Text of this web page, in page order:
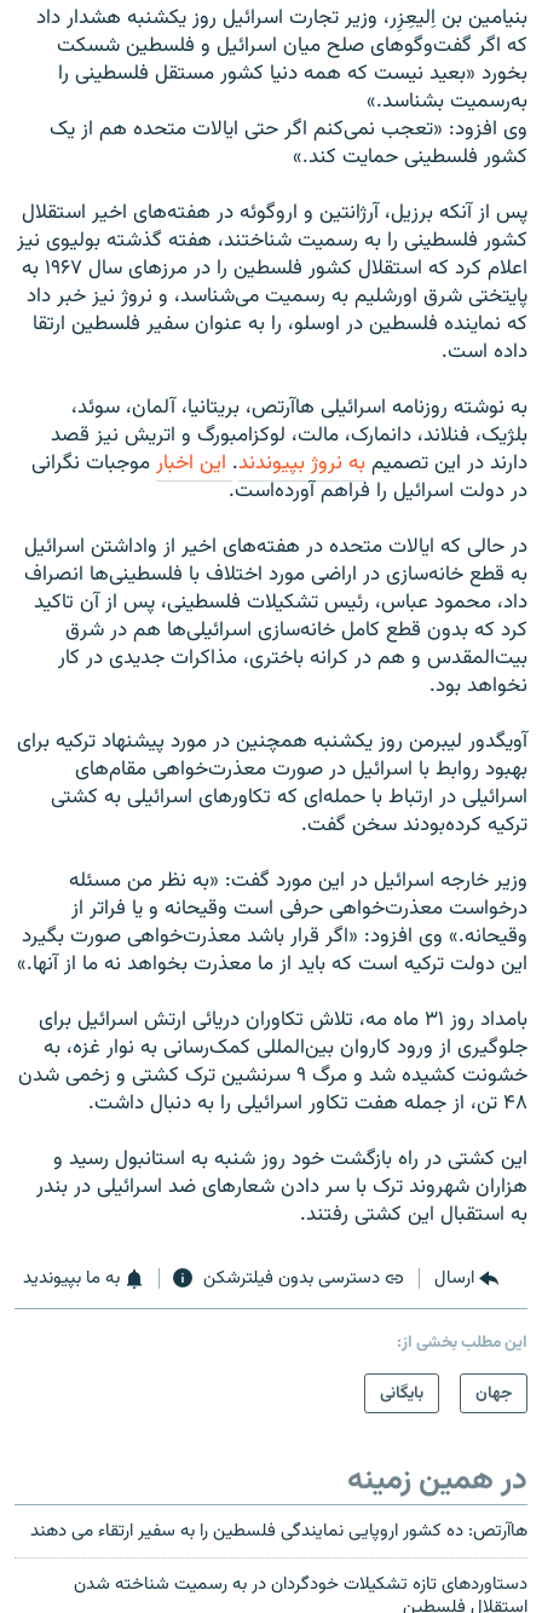
بنیامین بن اِلیعِزِر، وزیر تجارت اسرائیل روز یکشنبه هشدار داد
که اگر گفت‌وگوهای صلح میان اسرائیل و فلسطین شسکت
بخورد «بعید نیست که همه دنیا کشور مستقل فلسطینی را
به‌رسمیت بشناسد.»
وی افزود: «تعجب نمی‌کنم اگر حتی ایالات متحده هم از یک
کشور فلسطینی حمایت کند.»
پس از آنکه برزیل، آرژانتین و اروگوئه در هفته‌های اخیر استقلال
کشور فلسطینی را به رسمیت شناختند، هفته گذشته بولیوی نیز
اعلام کرد که استقلال کشور فلسطین را در مرزهای سال ۱۹۶۷ به
پایتختی شرق اورشلیم به رسمیت می‌شناسد، و نروژ نیز خبر داد
که نماینده فلسطین در اوسلو، را به عنوان سفیر فلسطین ارتقا
داده است.
به نوشته روزنامه اسرائیلی هاآرتص، بريتانيا، آلمان، سوئد،
بلژيک، فنلاند، دانمارک، مالت، لوکزامبورگ و اتريش نیز قصد
دارند در این تصمیمبه نروژ بپيوندند. این اخبار موجبات نگرانی
در دولت اسرائیل را فراهم آورده‌است.
در حالی که ایالات متحده در هفته‌های اخیر از واداشتن اسرائیل
به قطع خانه‌سازی در اراضی مورد اختلاف با فلسطینی‌ها انصراف
داد، محمود عباس، رئیس تشکیلات فلسطینی، پس از آن تاکید
کرد که بدون قطع کامل خانه‌سازی اسرائیلی‌ها هم در شرق
بیت‌المقدس و هم در کرانه باختری، مذاکرات جدیدی در کار
نخواهد بود.
آویگدور لیبرمن روز یکشنبه همچنین در مورد پیشنهاد ترکیه برای
بهبود روابط با اسرائیل در صورت معذرت‌خواهی مقام‌های
اسرائیلی در ارتباط با حمله‌ای که تکاورهای اسرائیلی به کشتی
ترکیه کرده‌بودند سخن گفت.
وزیر خارجه اسرائیل در این مورد گفت: «به نظر من مسئله
درخواست معذرت‌خواهی حرفی است وقیحانه و یا فراتر از
وقیحانه.» وی افزود: «اگر قرار باشد معذرت‌خواهی صورت بگیرد
این دولت ترکیه است که باید از ما معذرت بخواهد نه ما از آنها.»
بامداد روز ۳۱ ماه مه، تلاش تکاوران دریائی ارتش اسرائیل برای
جلوگیری از ورود کاروان بین‌المللی کمک‌رسانی به نوار غزه، به
خشونت کشیده شد و مرگ ۹ سرنشین ترک کشتی و زخمی شدن
۴۸ تن، از جمله هفت تکاور اسرائیلی را به دنبال داشت.
این کشتی در راه بازگشت خود روز شنبه به استانبول رسید و
هزاران شهروند ترک با سر دادن شعارهای ضد اسرائیلی در بندر
به استقبال این کشتی رفتند.
ارسال دسترسی بدون فیلترشکن به ما بپیوندید
این مطلب بخشی از:
جهان
بایگانی
در همین زمینه
هاآرتص: ده کشور اروپایی نمایندگی فلسطین را به سفیر ارتقاء می دهند
دستاوردهای تازه تشکیلات خودگردان در به رسمیت شناخته شدن